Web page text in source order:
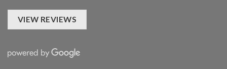
VIEW REVIEWS